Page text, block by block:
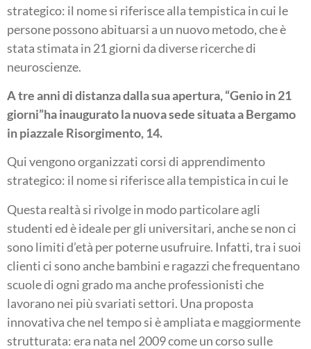
strategico: il nome si riferisce alla tempistica in cui le
persone possono abituarsi a un nuovo metodo, che è
stata stimata in 21 giorni da diverse ricerche di
neuroscienze.
A tre anni di distanza dalla sua apertura, “Genio in 21
giorni”ha inaugurato la nuova sede situata a Bergamo
in piazzale Risorgimento, 14.
Qui vengono organizzati corsi di apprendimento
strategico: il nome si riferisce alla tempistica in cui le
Questa realtà si rivolge in modo particolare agli
studenti ed è ideale per gli universitari, anche se non ci
sono limiti d’età per poterne usufruire. Infatti, tra i suoi
clienti ci sono anche bambini e ragazzi che frequentano
scuole di ogni grado ma anche professionisti che
lavorano nei più svariati settori. Una proposta
innovativa che nel tempo si è ampliata e maggiormente
strutturata: era nata nel 2009 come un corso sulle